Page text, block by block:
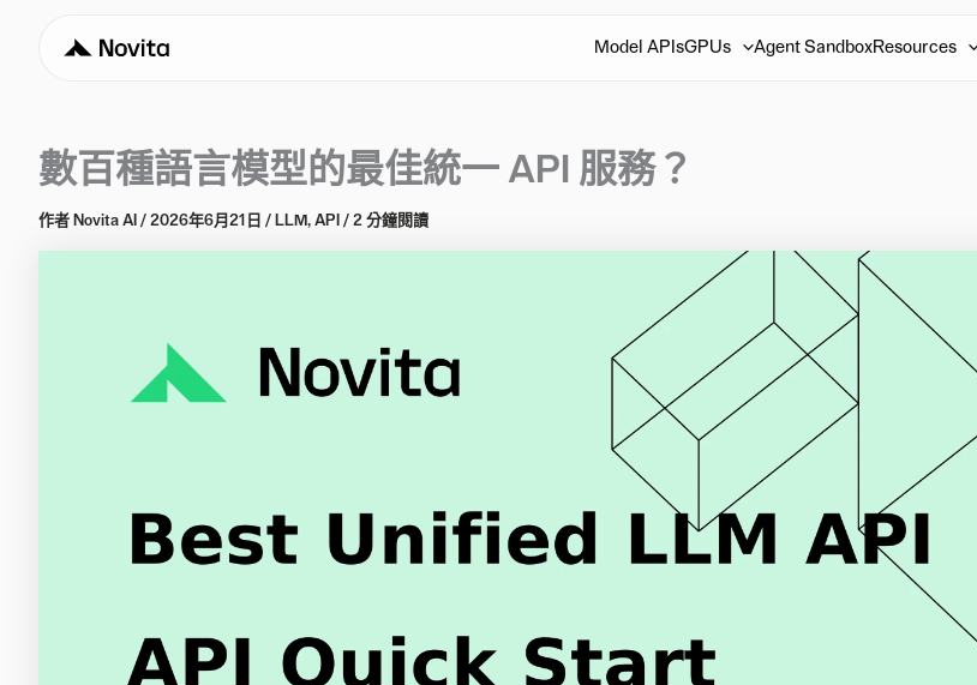
Model APIsGPUs Agent SandboxResources
數百種語言模型的最佳統一 API 服務？
作者 Novita AI / 2026年6月21日 / LLM, API / 2 分鐘閱讀